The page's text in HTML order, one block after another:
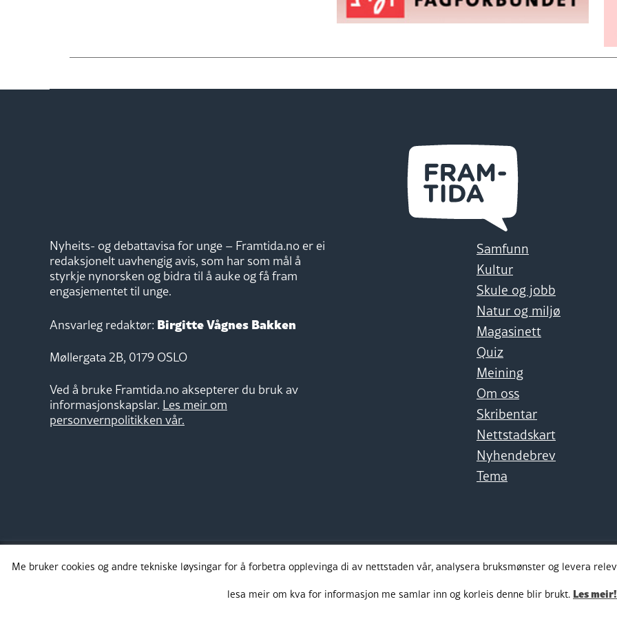
Nyheits- og debattavisa for unge – Framtida.no er ei
redaksjonelt uavhengig avis, som har som mål å
styrkje nynorsken og bidra til å auke og få fram
engasjementet til unge.
Ansvarleg redaktør: Birgitte Vågnes Bakken
Møllergata 2B, 0179 OSLO
Ved å bruke Framtida.no aksepterer du bruk av
informasjonskapslar. Les meir om
personvernpolitikken vår.
Samfunn
Kultur
Skule og jobb
Natur og miljø
Magasinett
Quiz
Meining
Om oss
Skribentar
Nettstadskart
Nyhendebrev
Tema
Takk for støtta:
Me bruker cookies og andre tekniske løysingar for å forbetra opplevinga di av nettstaden vår, analysera bruksmønster og levera
lesa meir om kva for informasjon me samlar inn og korleis denne blir brukt. Les meir!